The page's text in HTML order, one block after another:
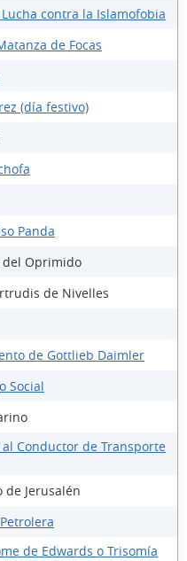
contra la Islamofobia
de Focas
(día festivo)
Panda
del Oprimido
de Nivelles
de Gottlieb Daimler
Social
Conductor de Transporte
de Jerusalén
de Edwards o Trisomía